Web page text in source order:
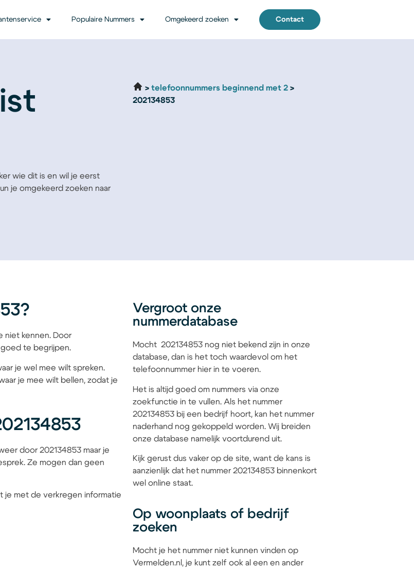
Populaire Nummers Omgekeerd zoeken Contact
wie dit is en wil je eerst
je omgekeerd zoeken naar
telefoonnummers beginnend met 2
202134853
niet kennen. Door
te begrijpen.
je wel mee wilt spreken.
je mee wilt bellen, zodat je
door 202134853 maar je
Ze mogen dan geen
je met de verkregen informatie
Vergroot onze
nummerdatabase
Mocht 202134853 nog niet bekend zijn in onze
database, dan is het toch waardevol om het
telefoonnummer hier in te voeren.
Het is altijd goed om nummers via onze
zoekfunctie in te vullen. Als het nummer
202134853 bij een bedrijf hoort, kan het nummer
naderhand nog gekoppeld worden. Wij breiden
onze database namelijk voortdurend uit.
Kijk gerust dus vaker op de site, want de kans is
aanzienlijk dat het nummer 202134853 binnenkort
wel online staat.
Op woonplaats of bedrijf
zoeken
Mocht je het nummer niet kunnen vinden op
Vermelden.nl, je kunt zelf ook al een en ander